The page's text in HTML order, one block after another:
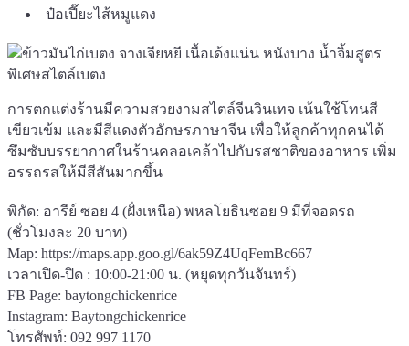
ป๋อเปี๊ยะไส้หมูแดง
การตกแต่งร้านมีความสวยงามสไตล์จีนวินเทจ เน้นใช้โทนสี
เขียวเข้ม และมีสีแดงตัวอักษรภาษาจีน เพื่อให้ลูกค้าทุกคนได้
ซึมซับบรรยากาศในร้านคลอเคล้าไปกับรสชาติของอาหาร เพิ่ม
อรรถรสให้มีสีสันมากขึ้น
พิกัด: อารีย์ ซอย 4 (ฝั่งเหนือ) พหลโยธินซอย 9 มีที่จอดรถ
(ชั่วโมงละ 20 บาท)
Map: https://maps.app.goo.gl/6ak59Z4UqFemBc667
เวลาเปิด-ปิด : 10:00-21:00 น. (หยุดทุกวันจันทร์)
FB Page: baytongchickenrice
Instagram: Baytongchickenrice
โทรศัพท์: 092 997 1170